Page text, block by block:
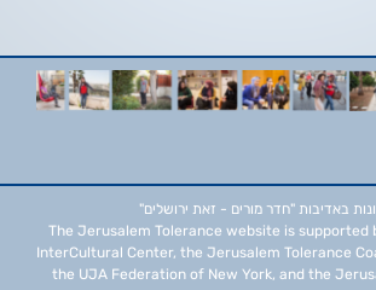
באדיבות "חדר מורים - זאת ירושלים"
The Jerusalem Tolerance website is supported
InterCultural Center, the Jerusalem Tolerance
the UJA Federation of New York, and the